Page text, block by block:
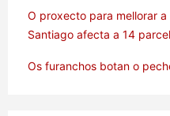
O proxecto para mellorar
Santiago afecta a 14
Os furanchos botan o